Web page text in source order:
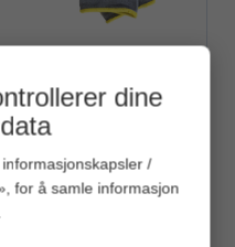
Quick View+
Veil. 53,00
dine
/
for å samle informasjon